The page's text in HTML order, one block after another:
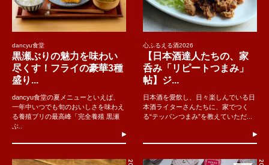
dancyu食堂
黒瀬ぶりの魅力を味わい
尽くす！フライの豪華3種
盛り...
dancyu食堂の夏メニューといえば、
一年中いつでも旬のおいしさを味わえ
る養殖ブリの最高峰「完全養殖 黒瀬
ぶ..
心ふるえる酒2026
【日本酒達人たちの、家
呑み「リピートつまみ」
帖】ジ...
日本酒を愛飲し、日々楽しんでいる日
本酒ライターさんたちに、家でつく
る“テッパンつまみ”を教えていただ...